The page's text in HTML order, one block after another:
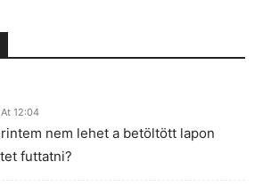
12:04
nem lehet a betöltött lapon
futtatni?